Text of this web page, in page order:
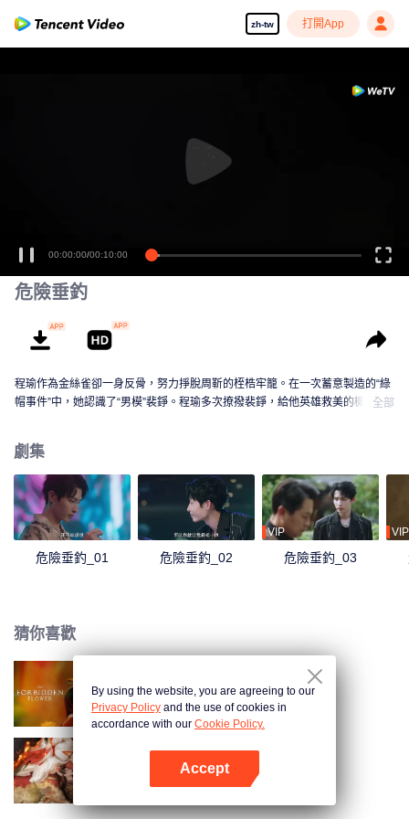
zh-tw 打開App
00:00:00/00:10:00
危險垂釣
程瑜作為金絲雀卻一身反骨，努力掙脫周靳的桎梏牢籠。在一次蓄意製造的“綠
帽事件”中，她認識了“男模”裴錚。程瑜多次撩撥裴錚，給他英雄救美的機會，
全部
劇集
危險垂釣_01 危險垂釣_02
VIP
危險垂釣_03
VIP
猜你喜歡
夏花（英語版）
玉奴嬌
By using the website, you are agreeing to our
Privacy Policy and the use of cookies in
accordance with our Cookie Policy.
Accept